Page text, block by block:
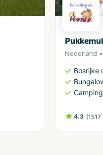
Nederland
Bosrijke
Camping
4.3 (1517